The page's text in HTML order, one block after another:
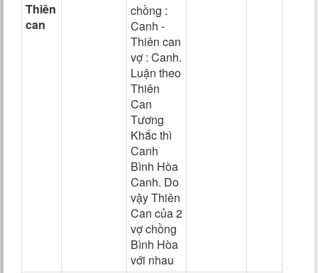
Thiên
can
chồng :
Canh -
Thiên can
vợ : Canh.
Luận theo
Thiên
Can
Tương
Khắc thì
Canh
Bình Hòa
Canh. Do
vậy Thiên
Can của 2
vợ chồng
Bình Hòa
với nhau